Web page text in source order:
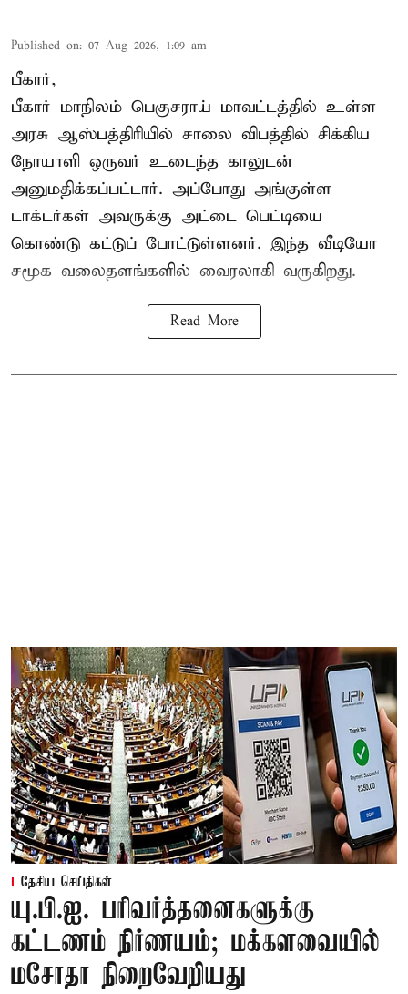
Published on: 07 Aug 2026, 1:09 am
பீகார்,
பீகார் மாநிலம் பெகுசராய் மாவட்டத்தில் உள்ள
அரசு ஆஸ்பத்திரியில் சாலை விபத்தில் சிக்கிய
நோயாளி ஒருவர் உடைந்த காலுடன்
அனுமதிக்கப்பட்டார். அப்போது அங்குள்ள
டாக்டர்கள் அவருக்கு அட்டை பெட்டியை
கொண்டு கட்டுப் போட்டுள்ளனர். இந்த வீடியோ
சமூக வலைதளங்களில் வைரலாகி வருகிறது.
Read More
தேசிய செய்திகள்
யு.பி.ஐ. பரிவர்த்தனைகளுக்கு
கட்டணம் நிர்ணயம்; மக்களவையில்
மசோதா நிறைவேறியது